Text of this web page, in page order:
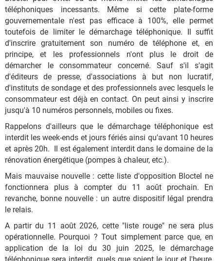
téléphoniques incessants. Même si cette plate-forme
gouvernementale n'est pas efficace à 100%, elle permet
toutefois de limiter le démarchage téléphonique. Il suffit
d'inscrire gratuitement son numéro de téléphone et, en
principe, et les professionnels n'ont plus le droit de
démarcher le consommateur concerné. Sauf s'il s'agit
d'éditeurs de presse, d'associations à but non lucratif,
d'instituts de sondage et des professionnels avec lesquels le
consommateur est déjà en contact. On peut ainsi y inscrire
jusqu'à 10 numéros personnels, mobiles ou fixes.
Rappelons d'ailleurs que le démarchage téléphonique est
interdit les week-ends et jours fériés ainsi qu'avant 10 heures
et après 20h. Il est également interdit dans le domaine de la
rénovation énergétique (pompes à chaleur, etc.).
Mais mauvaise nouvelle : cette liste d'opposition Bloctel ne
fonctionnera plus à compter du 11 août prochain. En
revanche, bonne nouvelle : un autre dispositif légal prendra
le relais.
A partir du 11 août 2026, cette "liste rouge" ne sera plus
opérationnelle. Pourquoi ? Tout simplement parce que, en
application de la loi du 30 juin 2025, le démarchage